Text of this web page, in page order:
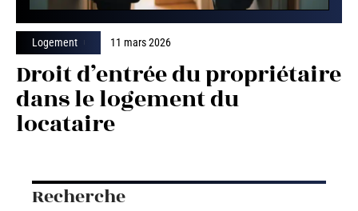
Logement 11 mars 2026
Droit d’entrée du propriétaire
dans le logement du
locataire
Recherche